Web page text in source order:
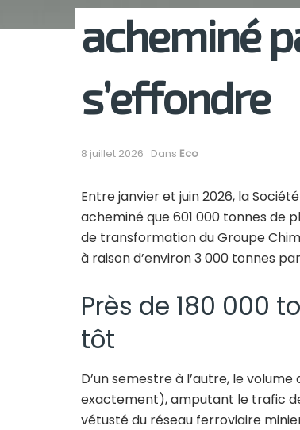
acheminé
s’effondre
8 juillet 2026 Dans Eco
Entre janvier et juin 2026, la
acheminé que 601 000 tonnes de
de transformation du Groupe
à raison d’environ 3 000 tonnes
Près de 180 000
tôt
D’un semestre à l’autre, le
exactement), amputant le trafic
vétusté du réseau ferroviaire